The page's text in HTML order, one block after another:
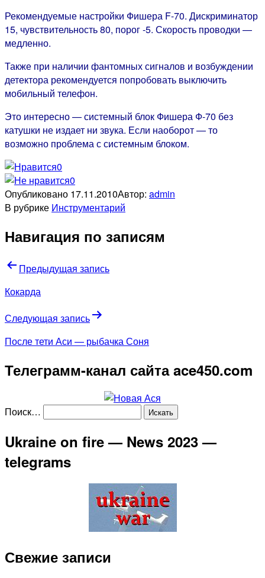
Рекомендуемые настройки Фишера F-70. Дискриминатор
15, чувствительность 80, порог -5. Скорость проводки —
медленно.
Также при наличии фантомных сигналов и возбуждении
детектора рекомендуется попробовать выключить
мобильный телефон.
Это интересно — системный блок Фишера Ф-70 без
катушки не издает ни звука. Если наоборот — то
возможно проблема с системным блоком.
0
0
Опубликовано 17.11.2010Автор: admin
В рубрике Инструментарий
Навигация по записям
Предыдущая запись
Кокарда
Следующая запись
После тети Аси — рыбачка Соня
Телеграмм-канал сайта ace450.com
Поиск…
Ukraine on fire — News 2023 —
telegrams
Свежие записи